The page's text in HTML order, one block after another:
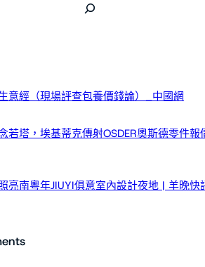
意經（現場評查包養價錢論）_中國網
若塔，埃基蒂克傳射OSDER奧斯德零件
亮南粵年JIUYI俱意室內設計夜地 | 羊晚快